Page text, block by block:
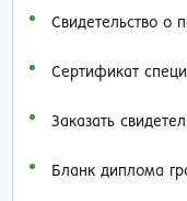
Свидетельство о
Сертификат
Заказать
Бланк диплома